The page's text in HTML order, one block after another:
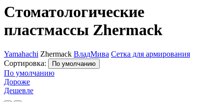
Стоматологические
пластмассы Zhermack
Yamahachi Zhermack ВладМива Сетка для армирования
Сортировка:
По умолчанию
По умолчанию
Дороже
Дешевле